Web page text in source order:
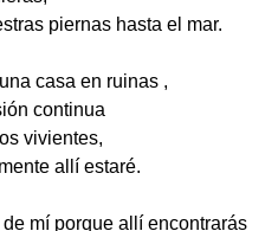
piernas hasta el mar.
casa en ruinas ,
continua
vivientes,
allí estaré.
mí porque allí encontrarás